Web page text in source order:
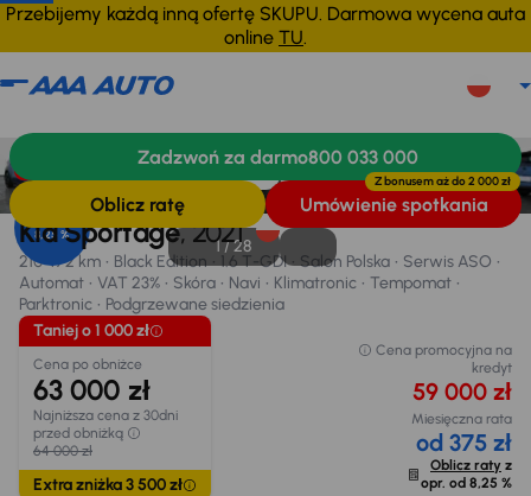
Przebijemy każdą inną ofertę SKUPU. Darmowa wycena auta
online TU.
Taniej o 1 000 zł
8,25 %
1 /28
Kia Sportage, 2021
210 472 km Black Edition 1.6 T-GDI Salon Polska
Serwis ASO
Automat
VAT 23% Skóra Navi Klimatronic
Tempomat
Parktronic
Podgrzewane siedzienia
Taniej o 1 000 zł
Cena po obniżce
63 000 zł
Najniższa cena z 30dni
przed obniżką
64 000 zł
Extra zniżka 3 500 zł
Cena promocyjna na
kredyt
59 000 zł
Miesięczna rata
od 375 zł
Oblicz raty z
opr. od 8,25 %
WyposażenieZalety samochoduFinansowanie
Zadzwoń za darmo800 033 000
Oblicz ratę Umówienie spotkania
Z bonusem aż do2 000 zł